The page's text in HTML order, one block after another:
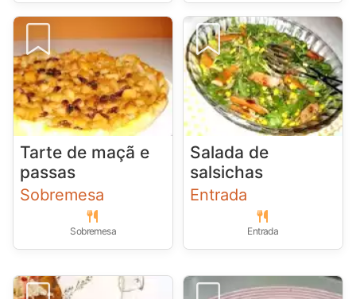
Tarte de maçã e
passas
Sobremesa
Sobremesa
Salada de
salsichas
Entrada
Entrada